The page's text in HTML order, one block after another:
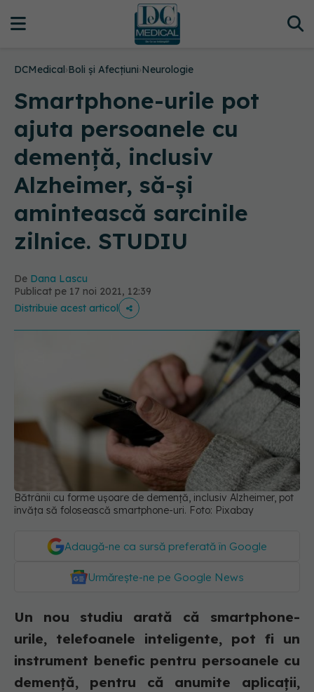
DCMedical›Boli și Afecțiuni›Neurologie
Smartphone-urile pot
ajuta persoanele cu
demență, inclusiv
Alzheimer, să-și
amintească sarcinile
zilnice. STUDIU
De Dana Lascu
Publicat pe 17 noi 2021, 12:39
Distribuie acest articol
Bătrânii cu forme ușoare de demență, inclusiv Alzheimer, pot
învăța să folosească smartphone-uri. Foto: Pixabay
Adaugă-ne ca sursă preferată în Google
Urmărește-ne pe Google News
Un nou studiu arată că smartphone-
urile, telefoanele inteligente, pot fi un
instrument benefic pentru persoanele cu
demență, pentru că anumite aplicații,